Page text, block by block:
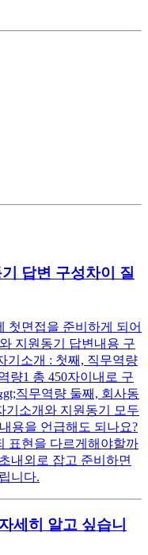
답변 구성차이 질
첫면접을 준비하게 되어
지원동기 답변내용 구
기소개 : 첫째, 직무역량
량1 총 450자이내로 구
직무역량 둘째, 회사동
기소개와 지원동기 모두
용을 언급해도 되나요?
표현을 다르게해야할까
내외로 잡고 준비하면
니다.
세히 알고 싶습니